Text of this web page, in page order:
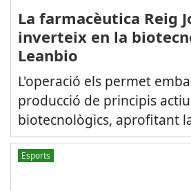
La farmacèutica Reig
inverteix en la
Leanbio
L'operació els permet
producció de principis
biotecnològics, aprofitant
Esports